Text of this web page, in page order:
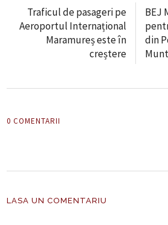
Traficul de pasageri pe
Aeroportul Internațional
Maramureș este în
creștere
BEJ
din
0 COMENTARII
LASA UN COMENTARIU